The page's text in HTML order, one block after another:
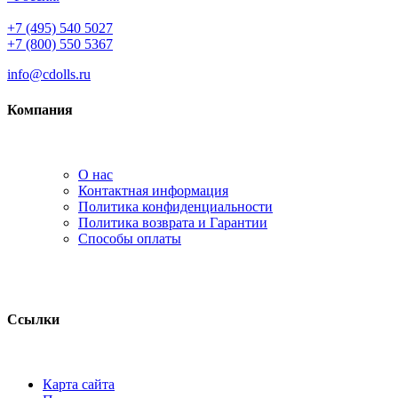
+7 (495) 540 5027
+7 (800) 550 5367
info@cdolls.ru
Компания
О нас
Контактная информация
Политика конфиденциальности
Политика возврата и Гарантии
Способы оплаты
Ссылки
Карта сайта